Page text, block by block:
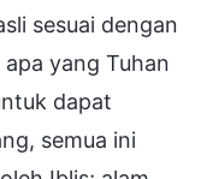
sesuai dengan
yang Tuhan
dapat
semua ini